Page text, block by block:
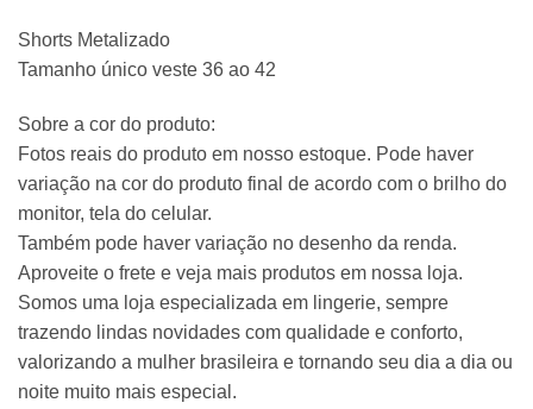
Shorts Metalizado
Tamanho único veste 36 ao 42
Sobre a cor do produto:
Fotos reais do produto em nosso estoque. Pode haver
variação na cor do produto final de acordo com o brilho do
monitor, tela do celular.
Também pode haver variação no desenho da renda.
Aproveite o frete e veja mais produtos em nossa loja.
Somos uma loja especializada em lingerie, sempre
trazendo lindas novidades com qualidade e conforto,
valorizando a mulher brasileira e tornando seu dia a dia ou
noite muito mais especial.